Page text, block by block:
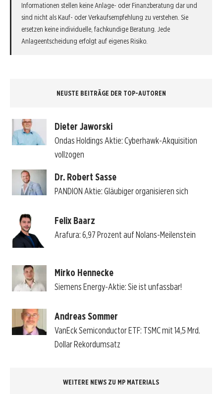
Informationen stellen keine Anlage- oder Finanzberatung dar und
sind nicht als Kauf- oder Verkaufsempfehlung zu verstehen. Sie
ersetzen keine individuelle, fachkundige Beratung. Jede
Anlageentscheidung erfolgt auf eigenes Risiko.
NEUSTE BEITRÄGE DER TOP-AUTOREN
Dieter Jaworski
Ondas Holdings Aktie: Cyberhawk-Akquisition
vollzogen
Dr. Robert Sasse
PANDION Aktie: Gläubiger organisieren sich
Felix Baarz
Arafura: 6,97 Prozent auf Nolans-Meilenstein
Mirko Hennecke
Siemens Energy-Aktie: Sie ist unfassbar!
Andreas Sommer
VanEck Semiconductor ETF: TSMC mit 14,5 Mrd.
Dollar Rekordumsatz
WEITERE NEWS ZU MP MATERIALS